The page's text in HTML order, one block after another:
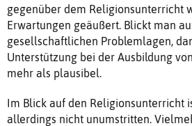
gegenüber dem Religionsunterricht
Erwartungen geäußert. Blickt man
gesellschaftlichen Problemlagen,
Unterstützung bei der Ausbildung
mehr als plausibel.
Im Blick auf den Religionsunterricht
allerdings nicht unumstritten.